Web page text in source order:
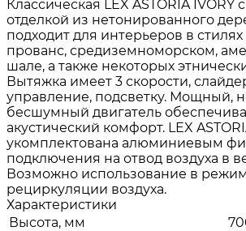
Классическая LEX ASTORIA IVORY
отделкой из нетонированного
подходит для интерьеров в стилях
прованс, средиземноморском,
шале, а также некоторых
Вытяжка имеет 3 скорости,
управление, подсветку. Мощный,
бесшумный двигатель
акустический комфорт. LEX
укомплектована алюминиевым
подключения на отвод воздуха в
Возможно использование в
рециркуляции воздуха.
Характеристики
Высота, мм